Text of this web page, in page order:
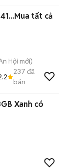
tất cả
Hội mới)
237 đã
bán
Xanh có